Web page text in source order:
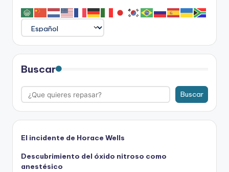
Buscar
Buscar
El incidente de Horace Wells
Descubrimiento del óxido nitroso como
anestésico